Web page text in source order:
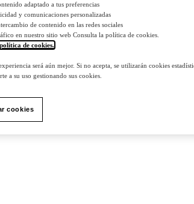
adaptado a tus preferencias
y comunicaciones personalizadas
de contenido en las redes sociales
en nuestro sitio web Consulta la política de cookies.
de cookies.
será aún mejor. Si no acepta, se utilizarán cookies
a su uso gestionando sus cookies.
cookies